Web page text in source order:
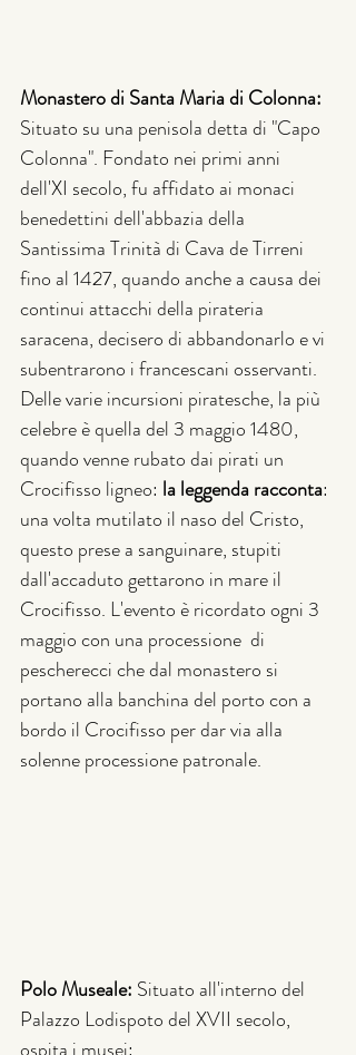
Monastero di Santa Maria di Colonna:
Situato su una penisola detta di "Capo
Colonna". Fondato nei primi anni
dell'XI secolo, fu affidato ai monaci
benedettini dell'abbazia della
Santissima Trinità di Cava de Tirreni
fino al 1427, quando anche a causa dei
continui attacchi della pirateria
saracena, decisero di abbandonarlo e vi
subentrarono i francescani osservanti.
Delle varie incursioni piratesche, la più
celebre è quella del 3 maggio 1480,
quando venne rubato dai pirati un
Crocifisso ligneo: la leggenda racconta:
una volta mutilato il naso del Cristo,
questo prese a sanguinare, stupiti
dall'accaduto gettarono in mare il
Crocifisso. L'evento è ricordato ogni 3
maggio con una processione  di
pescherecci che dal monastero si
portano alla banchina del porto con a
bordo il Crocifisso per dar via alla
solenne processione patronale.
Polo Museale: Situato all'interno del
Palazzo Lodispoto del XVII secolo,